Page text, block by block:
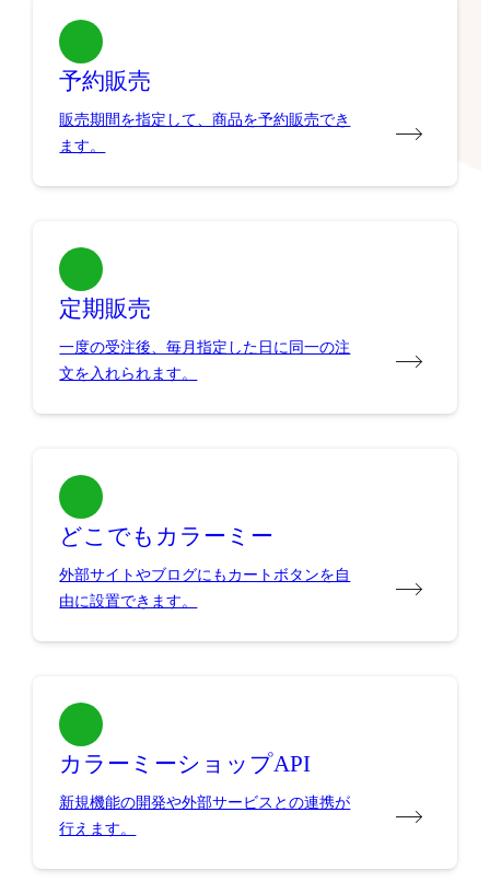
予約販売
販売期間を指定して、商品を予約販売でき
ます。
定期販売
一度の受注後、毎月指定した日に同一の注
文を入れられます。
どこでもカラーミー
外部サイトやブログにもカートボタンを自
由に設置できます。
カラーミーショップAPI
新規機能の開発や外部サービスとの連携が
行えます。